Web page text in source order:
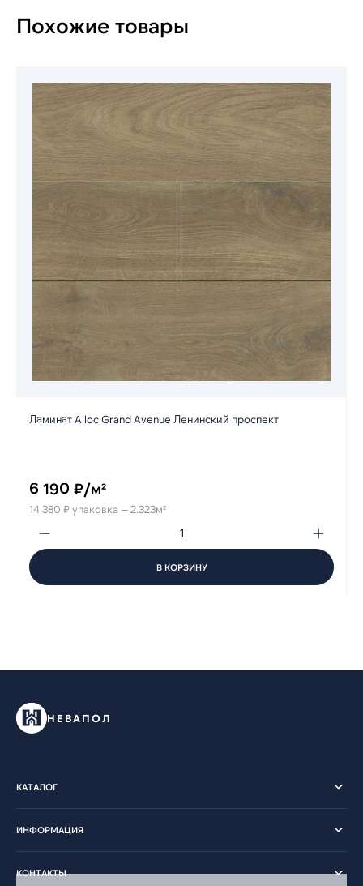
Похожие товары
Ламинат Alloc Grand Avenue Ленинский проспект
6 190 ₽/м²
14 380 ₽ упаковка — 2.323м²
В КОРЗИНУ
НЕВАПОЛ
КАТАЛОГ
ИНФОРМАЦИЯ
КОНТАКТЫ